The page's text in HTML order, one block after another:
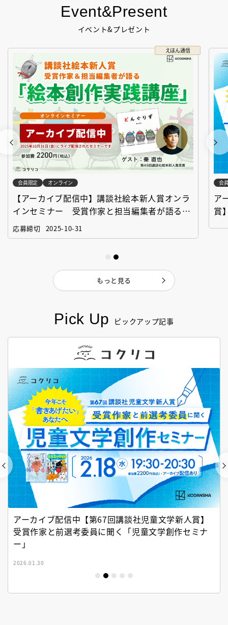
Pick Up ピックアップ記事
アーカイブ配信中【第67回講談社児童文学新人賞】
受賞作家と前選考委員に聞く「児童文学創作セミナ
ー」
2026.01.30
Event&Present
イベント&プレゼント
えほん通信
会員限定 オンライン
【アーカイブ配信中】講談社絵本新人賞オンラ
インセミナー 受賞作家と担当編集者が語る
「絵本創作実践講座」
応募締切 2025-10-31
会
ア
賞
もっと見る